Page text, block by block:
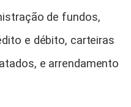
de fundos,
e débito, carteiras
e arrendamento